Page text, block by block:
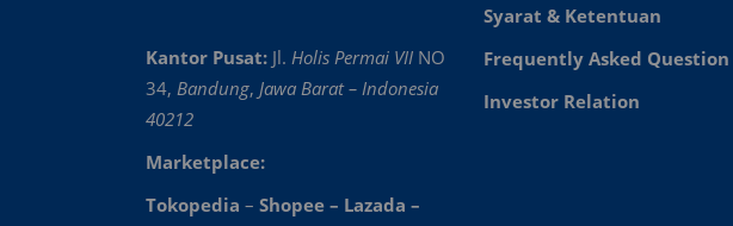
Kantor Pusat: Jl. Holis Permai VII NO
34, Bandung, Jawa Barat – Indonesia
40212
Marketplace:
Tokopedia – Shopee – Lazada –
Syarat & Ketentuan
Frequently Asked Question
Investor Relation